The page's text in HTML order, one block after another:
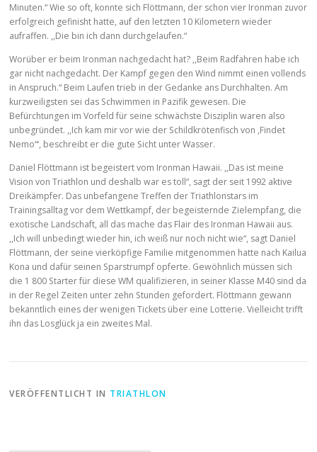
Minuten.“ Wie so oft, konnte sich Flöttmann, der schon vier Ironman zuvor
erfolgreich gefinisht hatte, auf den letzten 10 Kilometern wieder
aufraffen. ,,Die bin ich dann durchgelaufen.“
Worüber er beim Ironman nachgedacht hat? ,,Beim Radfahren habe ich
gar nicht nachgedacht. Der Kampf gegen den Wind nimmt einen vollends
in Anspruch.“ Beim Laufen trieb in der Gedanke ans Durchhalten. Am
kurzweiligsten sei das Schwimmen in Pazifik gewesen. Die
Befürchtungen im Vorfeld für seine schwächste Disziplin waren also
unbegründet. ,,Ich kam mir vor wie der Schildkrötenfisch von ,Findet
Nemo“‘, beschreibt er die gute Sicht unter Wasser.
Daniel Flöttmann ist begeistert vom Ironman Hawaii. ,,Das ist meine
Vision von Triathlon und deshalb war es toll“, sagt der seit 1992 aktive
Dreikämpfer. Das unbefangene Treffen der Triathlonstars im
Trainingsalltag vor dem Wettkampf, der begeisternde Zielempfang, die
exotische Landschaft, all das mache das Flair des Ironman Hawaii aus.
,,Ich will unbedingt wieder hin, ich weiß nur noch nicht wie“, sagt Daniel
Flöttmann, der seine vierköpfige Familie mitgenommen hatte nach Kailua
Kona und dafür seinen Sparstrumpf opferte. Gewöhnlich müssen sich
die 1 800 Starter für diese WM qualifizieren, in seiner Klasse M40 sind da
in der Regel Zeiten unter zehn Stunden gefordert. Flöttmann gewann
bekanntlich eines der wenigen Tickets über eine Lotterie. Vielleicht trifft
ihn das Losglück ja ein zweites Mal.
VERÖFFENTLICHT IN TRIATHLON